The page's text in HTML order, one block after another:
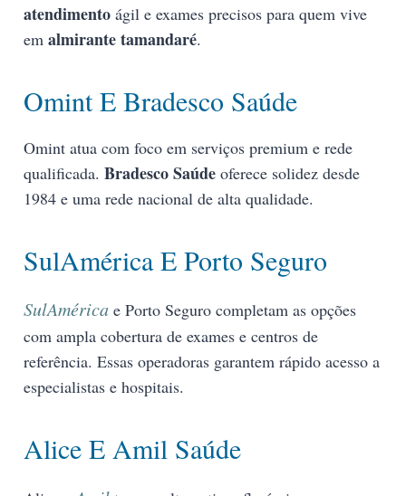
atendimento ágil e exames precisos para quem vive
em almirante tamandaré.
Omint E Bradesco Saúde
Omint atua com foco em serviços premium e rede
qualificada. Bradesco Saúde oferece solidez desde
1984 e uma rede nacional de alta qualidade.
SulAmérica E Porto Seguro
SulAmérica e Porto Seguro completam as opções
com ampla cobertura de exames e centros de
referência. Essas operadoras garantem rápido acesso a
especialistas e hospitais.
Alice E Amil Saúde